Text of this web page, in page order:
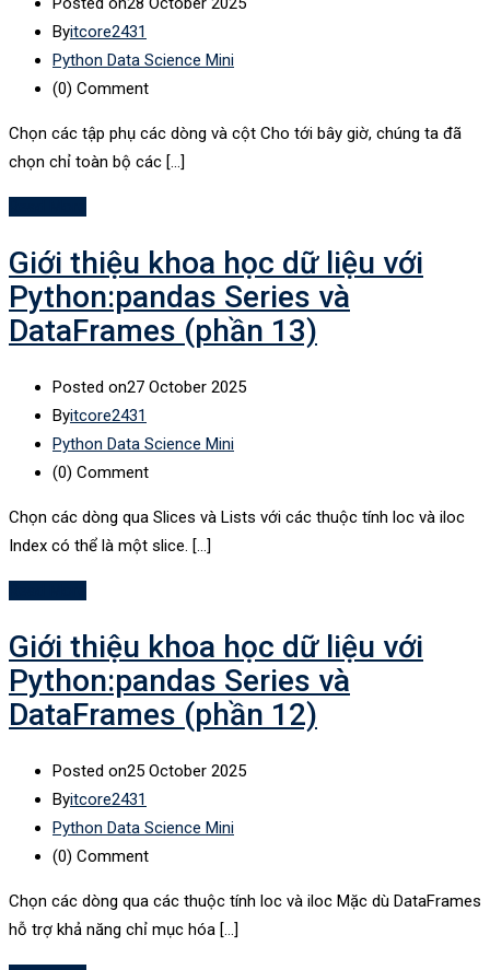
Byitcore2431
Python Data Science Mini
(0) Comment
Chọn các tập phụ các dòng và cột Cho tới bây giờ, chúng ta đã
chọn chỉ toàn bộ các […]
Giới thiệu khoa học dữ liệu với
Python:pandas Series và
DataFrames (phần 13)
Posted on27 October 2025
Byitcore2431
Python Data Science Mini
(0) Comment
Chọn các dòng qua Slices và Lists với các thuộc tính loc và iloc
Index có thể là một slice. […]
Giới thiệu khoa học dữ liệu với
Python:pandas Series và
DataFrames (phần 12)
Posted on25 October 2025
Byitcore2431
Python Data Science Mini
(0) Comment
Chọn các dòng qua các thuộc tính loc và iloc Mặc dù DataFrames
hỗ trợ khả năng chỉ mục hóa […]